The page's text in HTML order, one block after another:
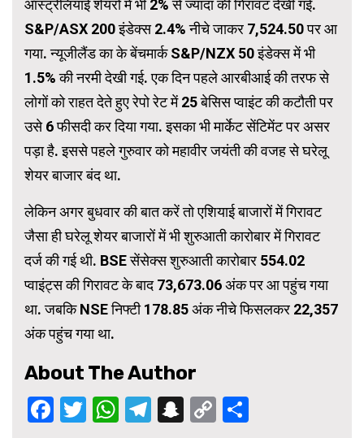
ऑस्ट्रेलियाई शेयरों में भी 2% से ज्यादा की गिरावट देखी गई.
S&P/ASX 200 इंडेक्स 2.4% नीचे जाकर 7,524.50 पर आ
गया. न्यूजीलैंड का के बेंचमार्क S&P/NZX 50 इंडेक्स में भी
1.5% की नरमी देखी गई. एक दिन पहले आरबीआई की तरफ से
लोगों को राहत देते हुए रेपो रेट में 25 बेसिस प्वाइंट की कटौती पर
उसे 6 फीसदी कर दिया गया. इसका भी मार्केट सेंटिमेंट पर असर
पड़ा है. इससे पहले गुरुवार को महावीर जयंती की वजह से घरेलू
शेयर बाजार बंद था.
लेकिन अगर बुधवार की बात करें तो एशियाई बाजारों में गिरावट
जैसा ही घरेलू शेयर बाजारों में भी शुरुआती कारोबार में गिरावट
दर्ज की गई थी. BSE सेंसेक्स शुरुआती कारोबार 554.02
प्वाइंट्स की गिरावट के बाद 73,673.06 अंक पर आ पहुंच गया
था. जबकि NSE निफ्टी 178.85 अंक नीचे फिसलकर 22,357
अंक पहुंच गया था.
About The Author
Facebook
Twitter
WhatsApp
Telegram
Snapchat
Copy